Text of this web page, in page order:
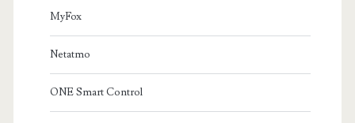
MyFox
Netatmo
ONE Smart Control